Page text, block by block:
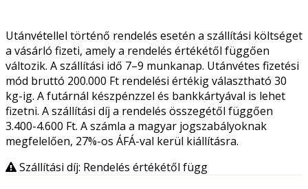
Utánvétellel történő rendelés esetén a szállítási költséget
a vásárló fizeti, amely a rendelés értékétől függően
változik. A szállítási idő 7–9 munkanap. Utánvétes fizetési
mód bruttó 200.000 Ft rendelési értékig választható 30
kg-ig. A futárnál készpénzzel és bankkártyával is lehet
fizetni. A szállítási díj a rendelés összegétől függően
3.400-4.600 Ft. A számla a magyar jogszabályoknak
megfelelően, 27%-os ÁFÁ-val kerül kiállításra.
Szállítási díj: Rendelés értékétől függ